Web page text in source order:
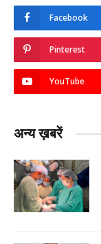
Facebook
Pinterest
YouTube
अन्य ख़बरें